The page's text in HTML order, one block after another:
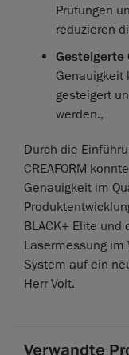
Prüfungen
reduzieren
Gesteigerte
Genauigkeit
gesteigert
werden.,
Durch die
CREAFORM
Genauigkeit im
BLACK+ Elite
Lasermessung im
System auf ein
Herr Voit.
Verwandte